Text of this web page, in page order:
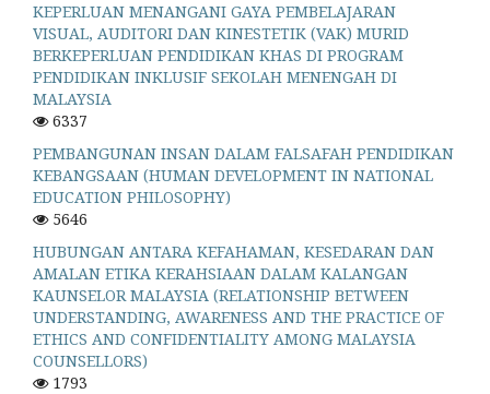
KEPERLUAN MENANGANI GAYA PEMBELAJARAN
VISUAL, AUDITORI DAN KINESTETIK (VAK) MURID
BERKEPERLUAN PENDIDIKAN KHAS DI PROGRAM
PENDIDIKAN INKLUSIF SEKOLAH MENENGAH DI
MALAYSIA
6337
PEMBANGUNAN INSAN DALAM FALSAFAH PENDIDIKAN
KEBANGSAAN (HUMAN DEVELOPMENT IN NATIONAL
EDUCATION PHILOSOPHY)
5646
HUBUNGAN ANTARA KEFAHAMAN, KESEDARAN DAN
AMALAN ETIKA KERAHSIAAN DALAM KALANGAN
KAUNSELOR MALAYSIA (RELATIONSHIP BETWEEN
UNDERSTANDING, AWARENESS AND THE PRACTICE OF
ETHICS AND CONFIDENTIALITY AMONG MALAYSIA
COUNSELLORS)
1793